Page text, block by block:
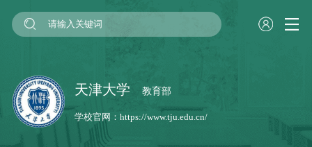
天津大学 教育部
学校官网： https://www.tju.edu.cn/